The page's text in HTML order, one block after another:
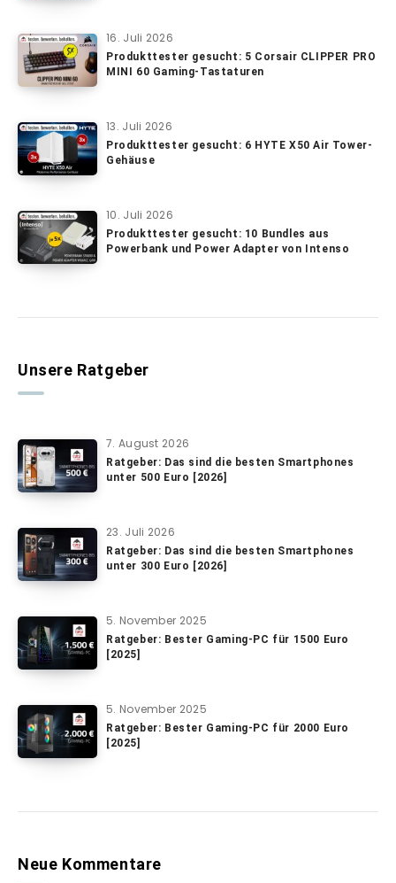
16. Juli 2026
Produkttester gesucht: 5 Corsair CLIPPER PRO
MINI 60 Gaming-Tastaturen
13. Juli 2026
Produkttester gesucht: 6 HYTE X50 Air Tower-
Gehäuse
10. Juli 2026
Produkttester gesucht: 10 Bundles aus
Powerbank und Power Adapter von Intenso
Unsere Ratgeber
7. August 2026
Ratgeber: Das sind die besten Smartphones
unter 500 Euro [2026]
23. Juli 2026
Ratgeber: Das sind die besten Smartphones
unter 300 Euro [2026]
5. November 2025
Ratgeber: Bester Gaming-PC für 1500 Euro
[2025]
5. November 2025
Ratgeber: Bester Gaming-PC für 2000 Euro
[2025]
Neue Kommentare